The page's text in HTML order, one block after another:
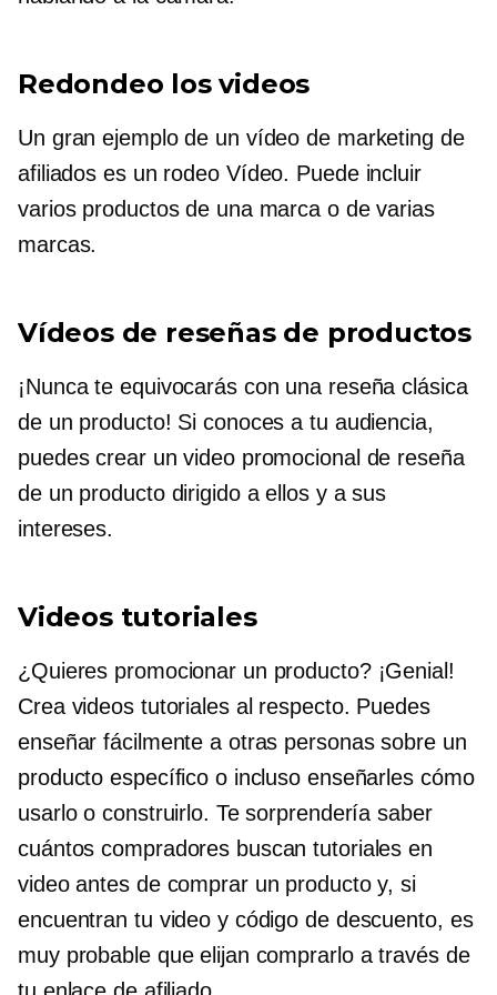
Redondeo los videos
Un gran ejemplo de un vídeo de marketing de
afiliados es un rodeoVídeo. Puede incluir
varios productos de una marca o de varias
marcas.
Vídeos de reseñas de productos
¡Nunca te equivocarás con una reseña clásica
de un producto! Si conoces a tu audiencia,
puedes crear un video promocional de reseña
de un producto dirigido a ellos y a sus
intereses.
Videos tutoriales
¿Quieres promocionar un producto? ¡Genial!
Crea videos tutoriales al respecto. Puedes
enseñar fácilmente a otras personas sobre un
producto específico o incluso enseñarles cómo
usarlo o construirlo. Te sorprendería saber
cuántos compradores buscan tutoriales en
video antes de comprar un producto y, si
encuentran tu video y código de descuento, es
muy probable que elijan comprarlo a través de